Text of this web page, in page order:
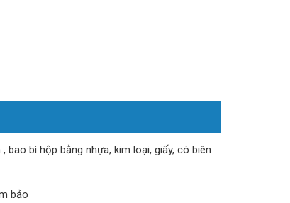
bì hộp bằng nhựa, kim loại, giấy, có biên
bảo